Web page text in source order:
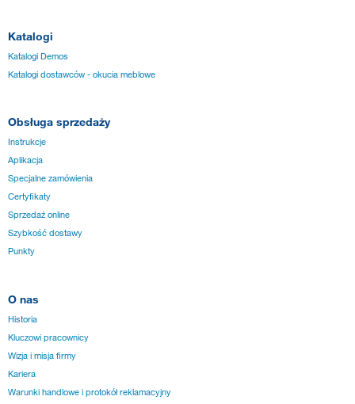
Katalogi
Katalogi Demos
Katalogi dostawców - okucia meblowe
Obsługa sprzedaży
Instrukcje
Aplikacja
Specjalne zamówienia
Certyfikaty
Sprzedaż online
Szybkość dostawy
Punkty
O nas
Historia
Kluczowi pracownicy
Wizja i misja firmy
Kariera
Warunki handlowe i protokół reklamacyjny